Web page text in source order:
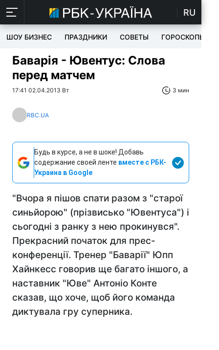
RU
ШОУ БИЗНЕС ПРАЗДНИКИ СОВЕТЫ ГОРОСКОПЫ
Баварія - Ювентус: Слова
перед матчем
17:41 02.04.2013 Вт 3 мин
RBC.UA
Будь в курсе, а не в шоке! Добавь
содержание своей ленте вместе с РБК-
Украина в Google
"Вчора я пішов спати разом з "старої
синьйорою" (прізвисько "Ювентуса") і
сьогодні з ранку з нею прокинувся".
Прекрасний початок для прес-
конференції. Тренер "Баварії" Юпп
Хайнкесс говорив ще багато іншого, а
наставник "Юве" Антоніо Конте
сказав, що хоче, щоб його команда
диктувала гру суперника.